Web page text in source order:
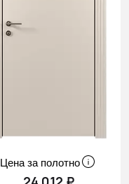
Цена за полотно